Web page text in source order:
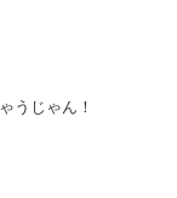
うじゃん！